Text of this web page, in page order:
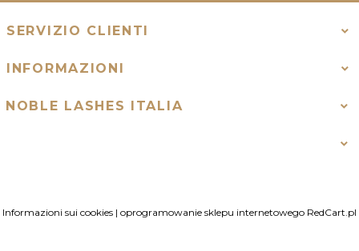
SERVIZIO CLIENTI
INFORMAZIONI
NOBLE LASHES ITALIA
Informazioni sui cookies | oprogramowanie sklepu internetowego RedCart.pl